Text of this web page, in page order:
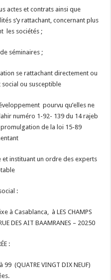
actes et contrats ainsi que
s’y rattachant, concernant plus
les sociétés ;
séminaires ;
se rattachant directement ou
social ou susceptible
pourvu qu’elles ne
numéro 1-92- 139 du 14 rajeb
de la loi 15-89
instituant un ordre des experts
:
à Casablanca, à LES CHAMPS
DES AIT BAAMRANES – 20250
:
(QUATRE VINGT DIX NEUF)